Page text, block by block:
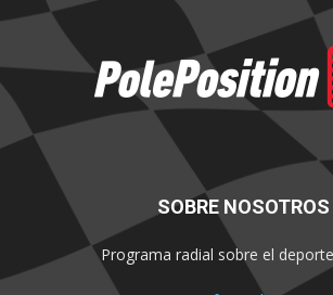
SOBRE NOSOTROS
Programa radial sobre el